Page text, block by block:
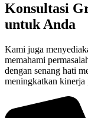
Konsultasi
untuk Anda
Kami juga
memahami
dengan senang hati
meningkatkan kinerja